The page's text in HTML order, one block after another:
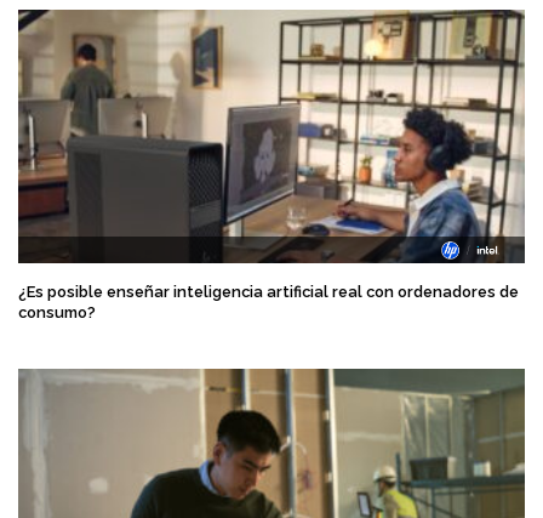
¿Es posible enseñar inteligencia artificial real con ordenadores de
consumo?